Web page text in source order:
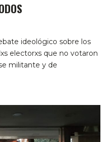
ideológico sobre los
electorxs que no votaron
militante y de